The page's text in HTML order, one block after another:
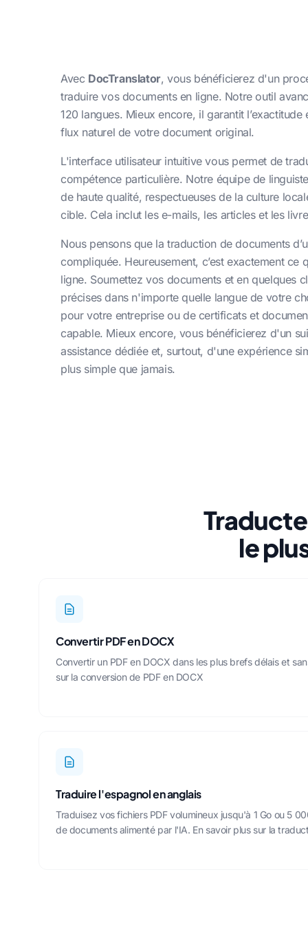
Avec DocTranslator, vous bénéficierez d'un
traduire vos documents en ligne. Notre outil
120 langues. Mieux encore, il garantit
flux naturel de votre document original.
L'interface utilisateur intuitive vous permet de
compétence particulière. Notre équipe de
de haute qualité, respectueuses de la culture
cible. Cela inclut les e-mails, les articles et les
Nous pensons que la traduction de documents
compliquée. Heureusement, c’est exactement
ligne. Soumettez vos documents et en quelques
précises dans n'importe quelle langue de votre
pour votre entreprise ou de certificats et
capable. Mieux encore, vous bénéficierez d'un
assistance dédiée et, surtout, d'une expérience
plus simple que jamais.
le
Convertir PDF en DOCX
Convertir un PDF en DOCX dans les plus brefs délais et
sur la conversion de PDF en DOCX
Traduire l'espagnol en anglais
Traduisez vos fichiers PDF volumineux jusqu'à 1 Go ou 5
de documents alimenté par l'IA. En savoir plus sur la